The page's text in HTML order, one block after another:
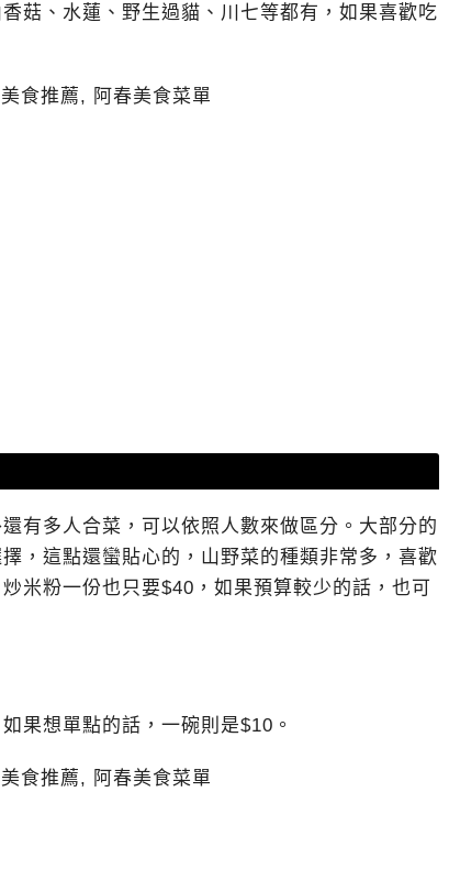
菇、水蓮、野生過貓、川七等都有，如果喜歡吃
有多人合菜，可以依照人數來做區分。大部分的
，這點還蠻貼心的，山野菜的種類非常多，喜歡
米粉一份也只要$40，如果預算較少的話，也可
果想單點的話，一碗則是$10。